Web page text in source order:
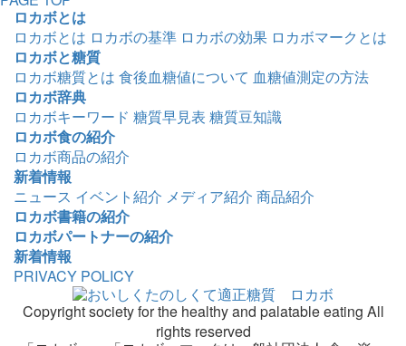
ロカボとは
ロカボとは ロカボの基準 ロカボの効果 ロカボマークとは
ロカボと糖質
ロカボ糖質とは 食後血糖値について 血糖値測定の方法
ロカボ辞典
ロカボキーワード 糖質早見表 糖質豆知識
ロカボ食の紹介
ロカボ商品の紹介
新着情報
ニュース イベント紹介 メディア紹介 商品紹介
ロカボ書籍の紹介
ロカボパートナーの紹介
新着情報
PRIVACY POLICY
Copyright society for the healthy and palatable eating All
rights reserved